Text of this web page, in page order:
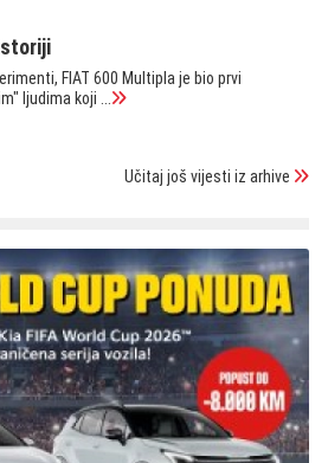
FIAT 600 Multipla je bio prvi
ljudima koji ...
Učitaj još vijesti iz arhive